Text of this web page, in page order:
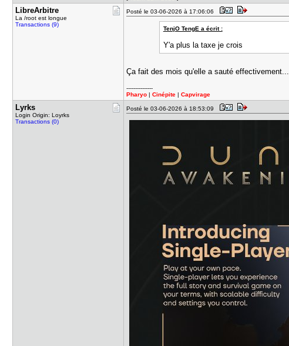
LibreArbit​re
La /root est longue
Transactions (9)
Posté le 03-06-2026 à 17:06:06
TenjO TengE a écrit :
Y'a plus la taxe je crois
Ça fait des mois qu'elle a sauté effectivement...
---------------
Pharyo |Cinépite |Capvirage
Lyrks
Login Origin: Loyrks
Transactions (0)
Posté le 03-06-2026 à 18:53:09